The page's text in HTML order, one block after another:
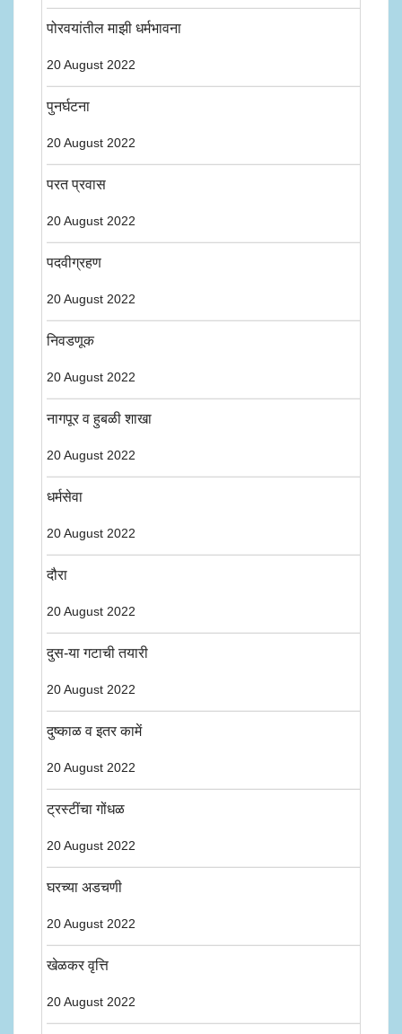
पोरवयांतील माझी धर्मभावना
20 August 2022
पुनर्घटना
20 August 2022
परत प्रवास
20 August 2022
पदवीग्रहण
20 August 2022
निवडणूक
20 August 2022
नागपूर व हुबळी शाखा
20 August 2022
धर्मसेवा
20 August 2022
दौरा
20 August 2022
दुस-या गटाची तयारी
20 August 2022
दुष्काळ व इतर कामें
20 August 2022
ट्रस्टींचा गोंधळ
20 August 2022
घरच्या अडचणी
20 August 2022
खेळकर वृत्ति
20 August 2022